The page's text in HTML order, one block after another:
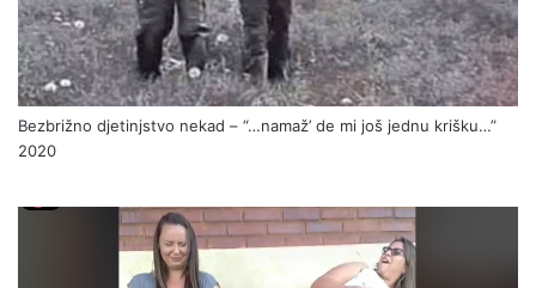
Bezbrižno djetinjstvo nekad – “…namaž’ de mi još jednu krišku…”
2020